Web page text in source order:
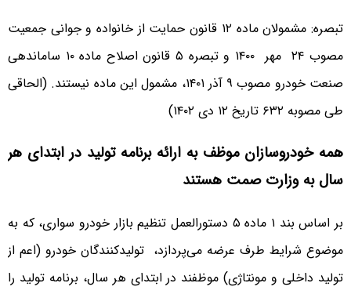
تبصره: مشمولان ماده ١٢ قانون حمایت از خانواده و جوانی جمعیت
مصوب ۲۴ مهر ۱۴۰۰ و تبصره ۵ قانون اصلاح ماده ١٠ ساماندهی
صنعت خودرو مصوب ۹ آذر ۱۴۰۱، مشمول این ماده نیستند. (الحاقی
طی مصوبه ۶٣٢ تاریخ ۱۲ دی ۱۴۰۲)
همه خودروسازان موظف به ارائه برنامه تولید در ابتدای هر
سال به وزارت صمت هستند
بر اساس بند ١ ماده ۵ دستورالعمل تنظیم بازار خودرو سواری، که به
موضوع شرایط طرف عرضه می‌پردازد، تولیدکنندگان خودرو (اعم از
تولید داخلی و مونتاژی) موظفند در ابتدای هر سال، برنامه تولید را